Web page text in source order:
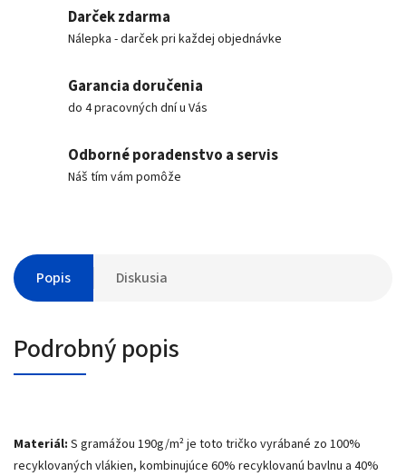
Darček zdarma
Nálepka - darček pri každej objednávke
Garancia doručenia
do 4 pracovných dní u Vás
Odborné poradenstvo a servis
Náš tím vám pomôže
Popis Diskusia
Podrobný popis
Materiál: S gramážou 190g/m² je toto tričko vyrábané zo 100%
recyklovaných vlákien, kombinujúce 60% recyklovanú bavlnu a 40%